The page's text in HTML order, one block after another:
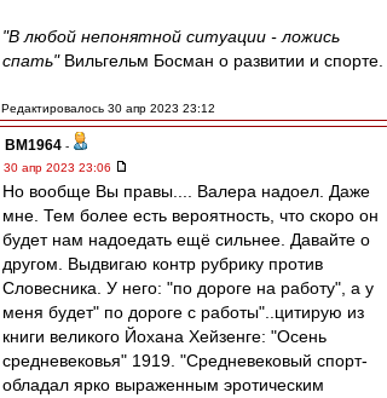
"В любой непонятной ситуации - ложись
спать"Вильгельм Босман о развитии и спорте.
Редактировалось 30 апр 2023 23:12
BM1964 -
30 апр 2023 23:06
Но вообще Вы правы.... Валера надоел. Даже
мне. Тем более есть вероятность, что скоро он
будет нам надоедать ещё сильнее. Давайте о
другом. Выдвигаю контр рубрику против
Словесника. У него: "по дороге на работу", а у
меня будет" по дороге с работы"..цитирую из
книги великого Йохана Хейзенге: "Осень
средневековья" 1919. "Средневековый спорт-
обладал ярко выраженным эротическим